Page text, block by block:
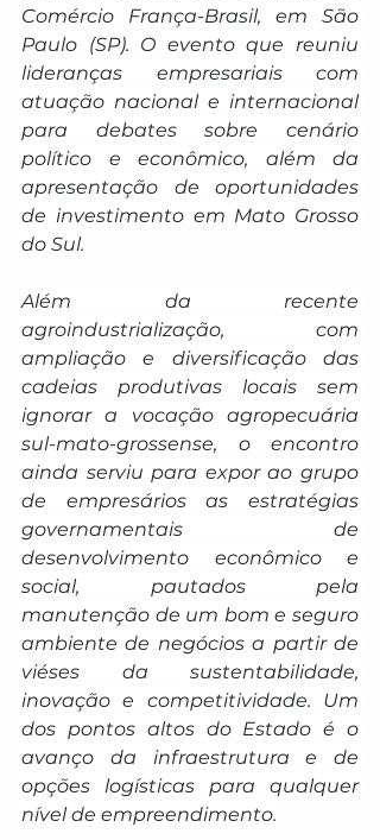
Comércio França-Brasil, em São
Paulo (SP). O evento que reuniu
lideranças empresariais com
atuação nacional e internacional
para debates sobre cenário
político e econômico, além da
apresentação de oportunidades
de investimento em Mato Grosso
do Sul.
Além da recente
agroindustrialização, com
ampliação e diversificação das
cadeias produtivas locais sem
ignorar a vocação agropecuária
sul-mato-grossense, o encontro
ainda serviu para expor ao grupo
de empresários as estratégias
governamentais de
desenvolvimento econômico e
social, pautados pela
manutenção de um bom e seguro
ambiente de negócios a partir de
viéses da sustentabilidade,
inovação e competitividade. Um
dos pontos altos do Estado é o
avanço da infraestrutura e de
opções logísticas para qualquer
nível de empreendimento.